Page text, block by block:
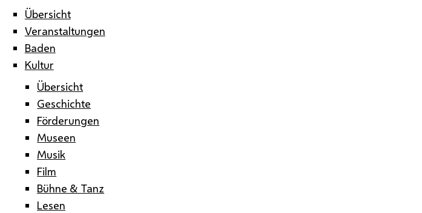
Übersicht
Veranstaltungen
Baden
Kultur
Übersicht
Geschichte
Förderungen
Museen
Musik
Film
Bühne & Tanz
Lesen